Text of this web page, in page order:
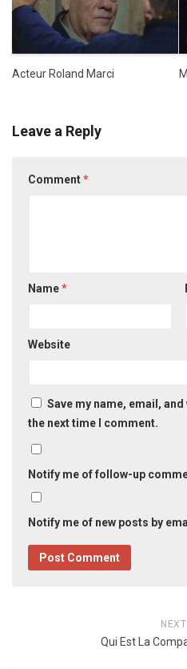
Acteur Roland Marci
Leave a Reply
Comment*
Name*
Website
Save my name, email,
the next time I comment.
Notify me of follow-up
Notify me of new posts by
Qui Est La